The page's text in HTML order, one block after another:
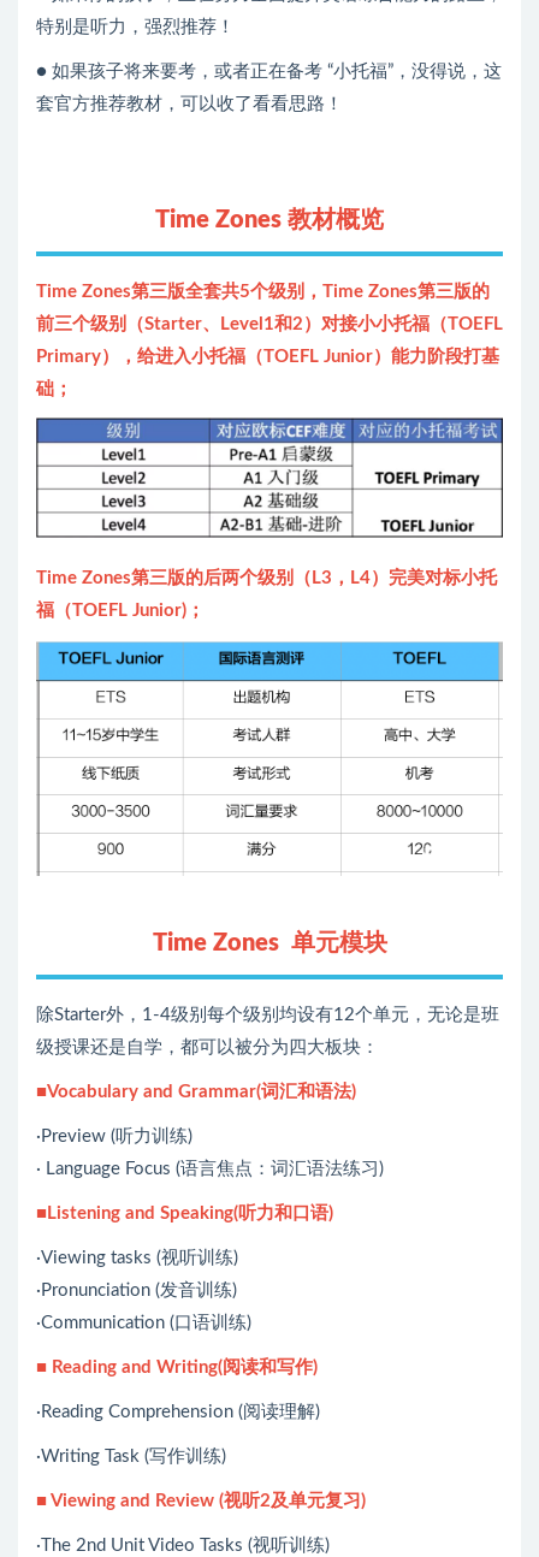
特别是听力，强烈推荐！
● 如果孩子将来要考，或者正在备考 “小托福”，没得说，这
套官方推荐教材，可以收了看看思路！
Time Zones 教材概览
Time Zones第三版全套共5个级别，Time Zones第三版的
前三个级别（Starter、Level1和2）对接小小托福（TOEFL
Primary），给进入小托福（TOEFL Junior）能力阶段打基
础；
Time Zones第三版的后两个级别（L3，L4）完美对标小托
福（TOEFL Junior)；
Time Zones 单元模块
除Starter外，1-4级别每个级别均设有12个单元，无论是班
级授课还是自学，都可以被分为四大板块：
■Vocabulary and Grammar(词汇和语法)
·Preview (听力训练)
· Language Focus (语言焦点：词汇语法练习)
■Listening and Speaking(听力和口语)
·Viewing tasks (视听训练)
·Pronunciation (发音训练)
·Communication (口语训练)
■ Reading and Writing(阅读和写作)
·Reading Comprehension (阅读理解)
·Writing Task (写作训练)
■ Viewing and Review (视听2及单元复习)
·The 2nd Unit Video Tasks (视听训练)